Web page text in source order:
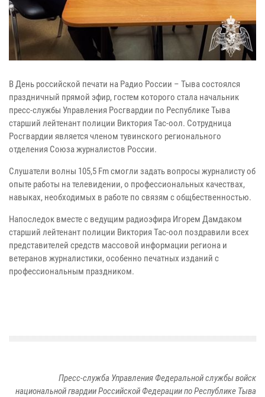
В День российской печати на Радио России – Тыва состоялся
праздничный прямой эфир, гостем которого стала начальник
пресс-службы Управления Росгвардии по Республике Тыва
старший лейтенант полиции Виктория Тас-оол. Сотрудница
Росгвардии является членом тувинского регионального
отделения Союза журналистов России.
Слушатели волны 105,5 Fm смогли задать вопросы журналисту об
опыте работы на телевидении, о профессиональных качествах,
навыках, необходимых в работе по связям с общ6ественностью.
Напоследок вместе с ведущим радиоэфира Игорем Дамдаком
старший лейтенант полиции Виктория Тас-оол поздравили всех
представителей средств массовой информации региона и
ветеранов журналистики, особенно печатных изданий с
профессиональным праздником.
Пресс-служба Управления Федеральной службы войск
национальной гвардии Российской Федерации по Республике Тыва